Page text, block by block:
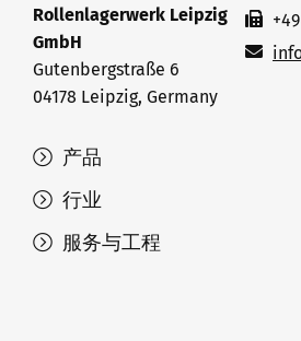
产品
行业
服务与工程
Rollenlagerwerk Leipzig
GmbH
Gutenbergstraße 6
04178 Leipzig, Germany